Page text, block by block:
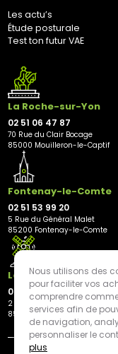
Les actu’s
Étude posturale
Test ton futur VAE
La Roche-sur-Yon
02 51 06 47 87
70 Rue du Clair Bocage
85000 Mouilleron-le-Captif
Fontenay-le-Comte
02 51 53 99 20
5 Rue du Général Malet
85200 Fontenay-le-Comte
Les Herbiers
02 21 81 23 11
2 rue des Peupliers
85500 Les Herbiers
Nous utilisons des
pour faciliter vos
comprendre
services afin de
de navigation,
personnaliser le
plus